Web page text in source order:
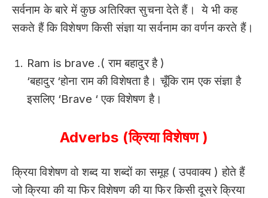
सर्वनाम के बारे में कुछ अतिरिक्त सुचना देते हैं। ये भी कह
सकते हैं कि विशेषण किसी संज्ञा या सर्वनाम का वर्णन करते हैं।
Ram is brave .( राम बहादुर है )
‘बहादुर ‘होना राम की विशेषता है। चूँकि राम एक संज्ञा है
इसलिए ‘Brave ‘ एक विशेषण है।
Adverbs (क्रिया विशेषण )
क्रिया विशेषण वो शब्द या शब्दों का समूह ( उपवाक्य ) होते हैं
जो क्रिया की या फिर विशेषण की या फिर किसी दूसरे क्रिया